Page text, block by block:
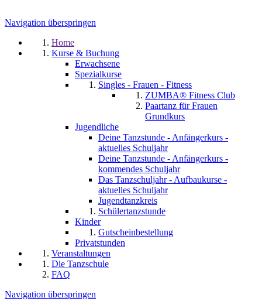
Navigation überspringen
Home
Kurse & Buchung
Erwachsene
Spezialkurse
Singles - Frauen - Fitness
ZUMBA® Fitness Club
Paartanz für Frauen
Grundkurs
Jugendliche
Deine Tanzstunde - Anfängerkurs -
aktuelles Schuljahr
Deine Tanzstunde - Anfängerkurs -
kommendes Schuljahr
Das Tanzschuljahr - Aufbaukurse -
aktuelles Schuljahr
Jugendtanzkreis
Schülertanzstunde
Kinder
Gutscheinbestellung
Privatstunden
Veranstaltungen
Die Tanzschule
FAQ
Navigation überspringen